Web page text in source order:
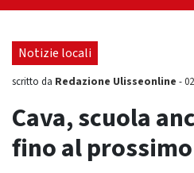
Notizie locali
scritto da Redazione Ulisseonline -
Cava, scuola
fino al